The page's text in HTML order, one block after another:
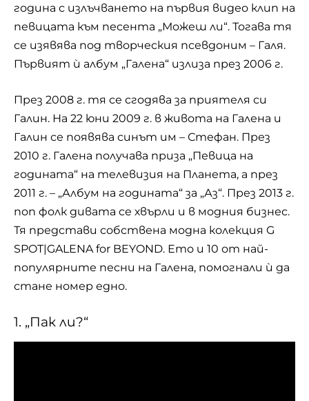
година с излъчването на първия видео клип на
певицата към песента „Можеш ли“. Тогава тя
се изявява под творческия псевдоним – Галя.
Първият ѝ албум „Галена“ излиза през 2006 г.
През 2008 г. тя се сгодява за приятеля си
Галин. На 22 юни 2009 г. в живота на Галена и
Галин се появява синът им – Стефан. През
2010 г. Галена получава приза „Певица на
годината“ на телевизия на Планета, а през
2011 г. – „Албум на годината“ за „Аз“. През 2013 г.
поп фолк дивата се хвърли и в модния бизнес.
Тя представи собствена модна колекция G
SPOT|GALENA for BEYOND. Ето и 10 от най-
популярните песни на Галена, помогнали ѝ да
стане номер едно.
1. „Пак ли?“